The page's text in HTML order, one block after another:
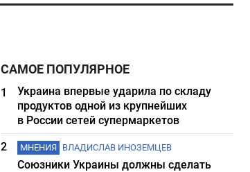
САМОЕ ПОПУЛЯРНОЕ
1
Украина впервые ударила по складу
продуктов одной из крупнейших
в России сетей супермаркетов
2
МНЕНИЯ ВЛАДИСЛАВ ИНОЗЕМЦЕВ
Союзники Украины должны сделать